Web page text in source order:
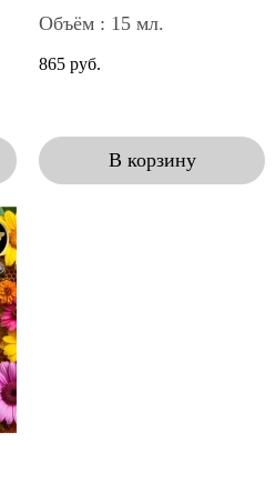
Объём : 15 мл.
865 руб.
В корзину